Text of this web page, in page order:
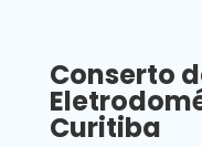
Conserto
Curitiba